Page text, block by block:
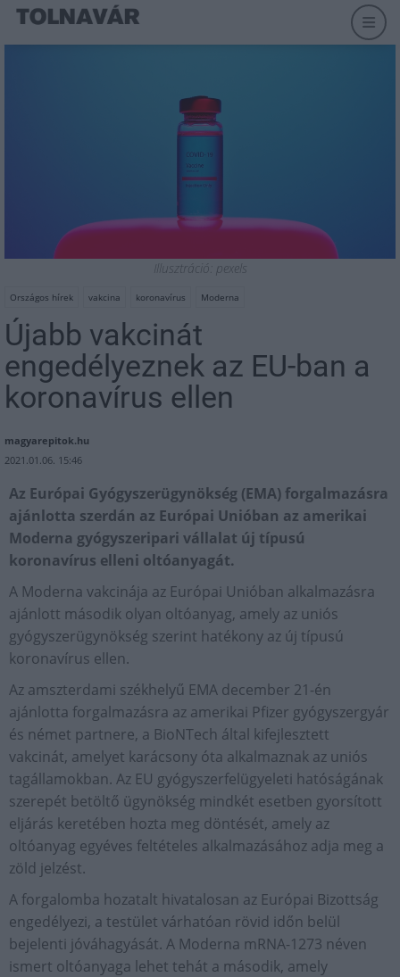
Illusztráció: pexels
Országos hírek vakcina koronavírus Moderna
Újabb vakcinát
engedélyeznek az EU-ban a
koronavírus ellen
magyarepitok.hu
2021.01.06. 15:46
Az Európai Gyógyszerügynökség (EMA) forgalmazásra
ajánlotta szerdán az Európai Unióban az amerikai
Moderna gyógyszeripari vállalat új típusú
koronavírus elleni oltóanyagát.
A Moderna vakcinája az Európai Unióban alkalmazásra
ajánlott második olyan oltóanyag, amely az uniós
gyógyszerügynökség szerint hatékony az új típusú
koronavírus ellen.
Az amszterdami székhelyű EMA december 21-én
ajánlotta forgalmazásra az amerikai Pfizer gyógyszergyár
és német partnere, a BioNTech által kifejlesztett
vakcinát, amelyet karácsony óta alkalmaznak az uniós
tagállamokban. Az EU gyógyszerfelügyeleti hatóságának
szerepét betöltő ügynökség mindkét esetben gyorsított
eljárás keretében hozta meg döntését, amely az
oltóanyag egyéves feltételes alkalmazásához adja meg a
zöld jelzést.
A forgalomba hozatalt hivatalosan az Európai Bizottság
engedélyezi, a testület várhatóan rövid időn belül
bejelenti jóváhagyását. A Moderna mRNA-1273 néven
ismert oltóanyaga lehet tehát a második, amely